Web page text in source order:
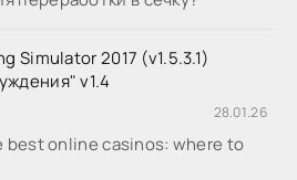
Simulator 2017 (v1.5.3.1)
v1.4
28.01.26
online casinos: where to